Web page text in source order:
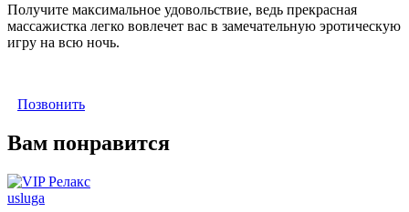
Получите максимальное удовольствие, ведь прекрасная
массажистка легко вовлечет вас в замечательную эротическую
игру на всю ночь.
Позвонить
Вам понравится
usluga